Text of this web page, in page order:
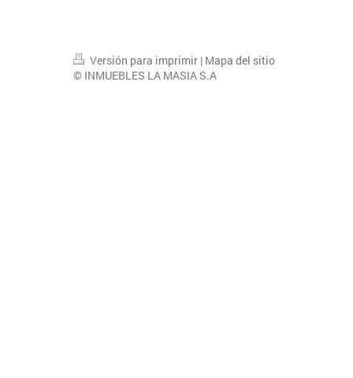
Versión para imprimir | Mapa del sitio
© INMUEBLES LA MASIA S.A